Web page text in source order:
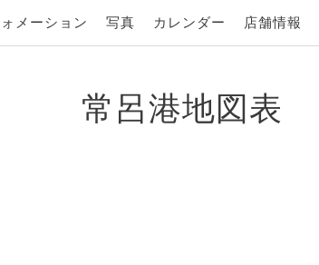
メーション 写真 カレンダー 店舗情報
常呂港地図表